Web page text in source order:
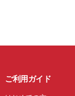
ご利用ガイド